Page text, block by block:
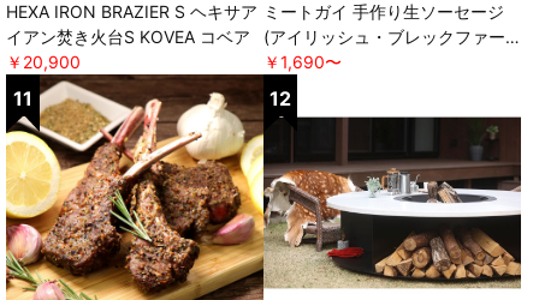
HEXA IRON BRAZIER S ヘキサア
イアン焚き火台S KOVEA コベア
￥20,900
ミートガイ 手作り生ソーセージ
(アイリッシュ・ブレックファー
スト) ＊軽減税率対象 [ミートガ
イ]
￥1,690〜